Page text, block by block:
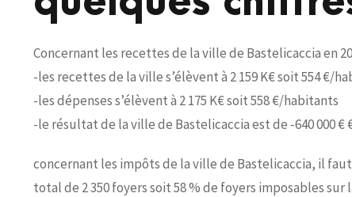
Concernant les recettes de la ville de Bastelicaccia en
-les recettes de la ville s’élèvent à 2 159 K€ soit 554 €/
-les dépenses s’élèvent à 2 175 K€ soit 558 €/habitants
-le résultat de la ville de Bastelicaccia est de -640 000 €
concernant les impôts de la ville de Bastelicaccia, il
total de 2 350 foyers soit 58 % de foyers imposables sur